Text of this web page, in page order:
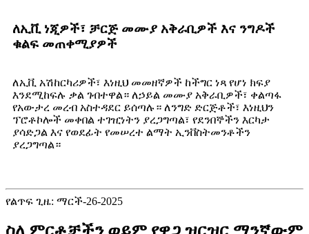
ለኢቪ ነጂዎች፣ ቻርጅ መሙያ አቅራቢዎች እና ንግዶች
ቁልፍ መጠቀሚያዎች
ለኢቪ አሽከርካሪዎች፣ እነዚህ መመዘኛዎች ከችግር ነጻ የሆነ ክፍያ
እንደሚከፍሉ ቃል ገብተዋል። ለኃይል መሙያ አቅራቢዎች፣ ቀልጣፋ
የአውታረ መረብ አስተዳደር ይሰጣሉ። ለንግድ ድርጅቶች፣ እነዚህን
ፕሮቶኮሎች መቀበል ተገዢነትን ያረጋግጣል፣ የደንበኞችን እርካታ
ያሳድጋል እና የወደፊት የመሠረተ ልማት ኢንቨስትመንቶችን
ያረጋግጣል።
የልጥፍ ጊዜ: ማርች-26-2025